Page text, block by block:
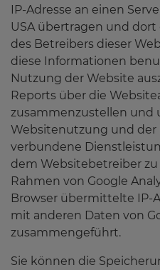
IP-Adresse an einen
USA übertragen und
des Betreibers dieser
diese Informationen
Nutzung der Website
Reports über die
zusammenzustellen und
Websitenutzung und
verbundene
dem Websitebetreiber
Rahmen von Google
Browser übermittelte IP-
mit anderen Daten von
zusammengeführt.
Sie können die